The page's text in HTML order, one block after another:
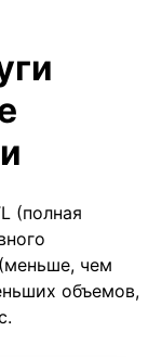
(полная
чем
объемов,